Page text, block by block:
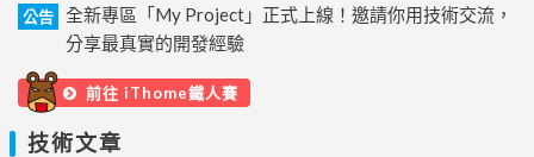
公告
全新專區「My Project」正式上線！邀請你用技術交流，
分享最真實的開發經驗
前往 iThome鐵人賽
技術文章